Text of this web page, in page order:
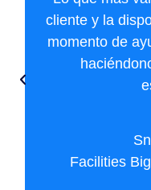
cliente y la
momento de
Facilities